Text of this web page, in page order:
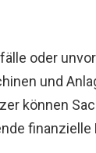
oder
und
können